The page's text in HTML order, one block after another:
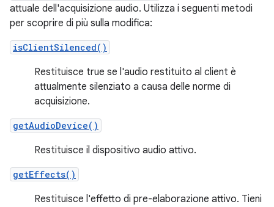
attuale dell'acquisizione audio. Utilizza i seguenti metodi
per scoprire di più sulla modifica:
isClientSilenced()
Restituisce true se l'audio restituito al client è
attualmente silenziato a causa delle norme di
acquisizione.
getAudioDevice()
Restituisce il dispositivo audio attivo.
getEffects()
Restituisce l'effetto di pre-elaborazione attivo. Tieni